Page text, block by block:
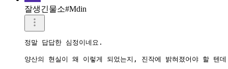
잘생긴물소#Mdin
정말 답답한 심정이네요.
양산의 현실이 왜 이렇게 되었는지, 진작에 밝혀졌어야 할 텐데